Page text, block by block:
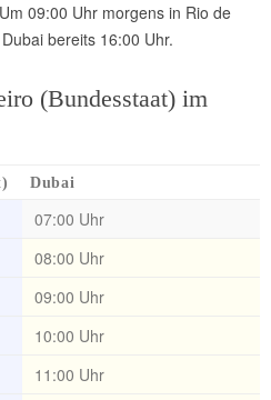
09:00 Uhr morgens in Rio de
bereits 16:00 Uhr.
(Bundesstaat) im
Dubai
07:00 Uhr
08:00 Uhr
09:00 Uhr
10:00 Uhr
11:00 Uhr